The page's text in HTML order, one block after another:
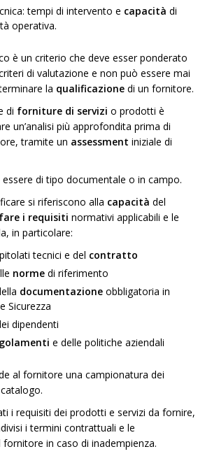
tempi di intervento e capacità di
operativa.
è un criterio che deve esser ponderato
di valutazione e non può essere mai
la qualificazione di un fornitore.
di forniture di servizi o prodotti è
un’analisi più approfondita prima di
tramite un assessmentiniziale di
di tipo documentale o in campo.
si riferiscono alla capacità del
i requisiti normativi applicabili e le
in particolare:
tecnici e del contratto
norme di riferimento
documentazione obbligatoria in
Sicurezza
dipendenti
e delle politiche aziendali
al fornitore una campionatura dei
i requisiti dei prodotti e servizi da fornire,
i termini contrattuali e le
fornitore in caso di inadempienza.